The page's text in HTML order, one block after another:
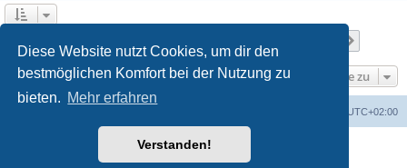
Diese Website nutzt Cookies, um dir den
bestmöglichen Komfort bei der Nutzung zu
bieten. Mehr erfahren
Verstanden!
Gehe zu
UTC+02:00
Powered byphpBB® Forum Software © phpBB Limited
phpBB.de